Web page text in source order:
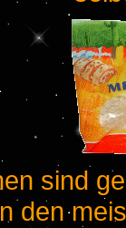
sind
den